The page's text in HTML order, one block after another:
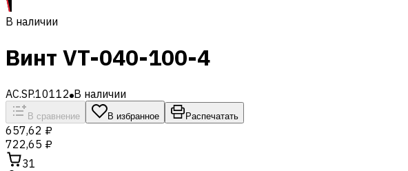
В наличии
Винт VT-040-100-4
AC.SP.10112 В наличии
В сравнение В избранное Распечатать
657,62 ₽
722,65 ₽
31